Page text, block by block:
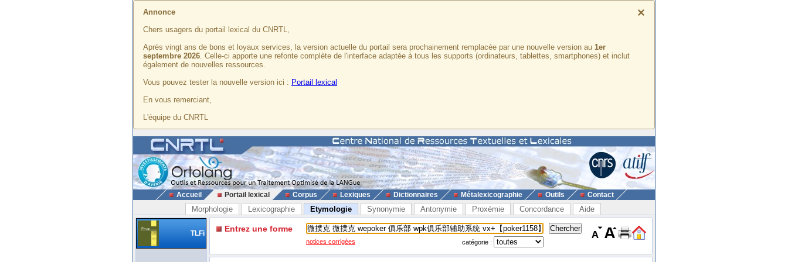
×
Annonce
Chers usagers du portail lexical du CNRTL,
Après vingt ans de bons et loyaux services, la version actuelle du portail sera prochainement remplacée par une nouvelle version au 1er
septembre 2026. Celle-ci apporte une refonte complète de l'interface adaptée à tous les supports (ordinateurs, tablettes, smartphones) et inclut
également de nouvelles ressources.
Vous pouvez tester la nouvelle version ici : Portail lexical
En vous remerciant,
L'équipe du CNRTL
Accueil Portail lexical Corpus Lexiques Dictionnaires Métalexicographie Outils Contact
Morphologie Lexicographie Etymologie Synonymie Antonymie Proxémie Concordance Aide
TLFi Entrez une forme
notices corrigées catégorie :